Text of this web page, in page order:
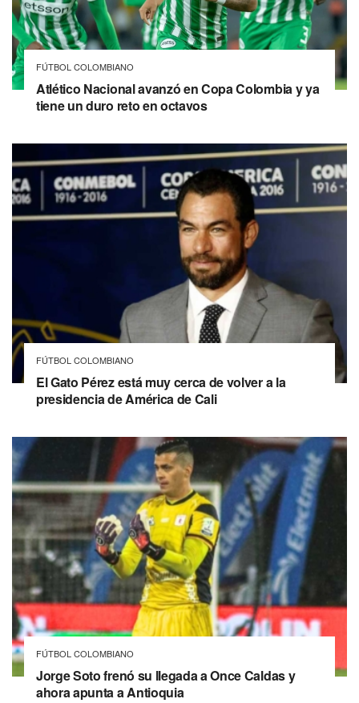
FÚTBOL COLOMBIANO
Atlético Nacional avanzó en Copa Colombia y ya
tiene un duro reto en octavos
FÚTBOL COLOMBIANO
El Gato Pérez está muy cerca de volver a la
presidencia de América de Cali
FÚTBOL COLOMBIANO
Jorge Soto frenó su llegada a Once Caldas y
ahora apunta a Antioquia